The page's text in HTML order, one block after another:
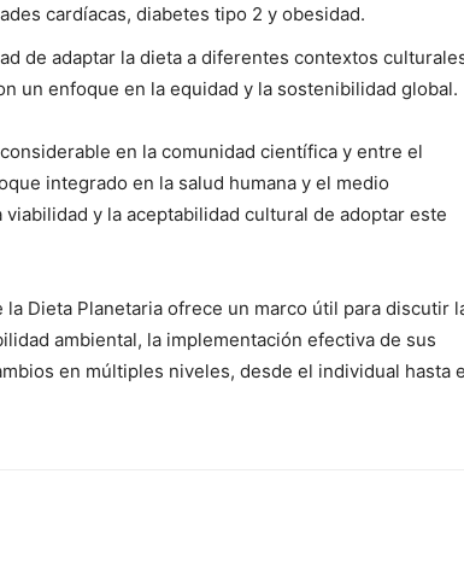
cardíacas, diabetes tipo 2 y obesidad.
de adaptar la dieta a diferentes contextos
un enfoque en la equidad y la sostenibilidad global.
en la comunidad científica y entre el
integrado en la salud humana y el medio
y la aceptabilidad cultural de adoptar este
Dieta Planetaria ofrece un marco útil para discutir
ambiental, la implementación efectiva de sus
en múltiples niveles, desde el individual hasta